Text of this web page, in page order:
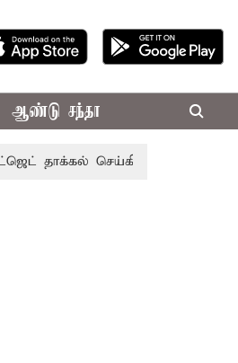
ஆண்டு சந்தா
செய்கிறார் முதல்-அமைச்சர்